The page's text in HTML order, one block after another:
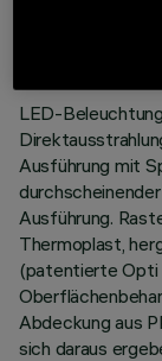
LETZTES UPDATE:
LED-
Ausführung mit
Ausführung.
Thermoplast,
(patentierte Opti
Abdeckung aus
sich daraus